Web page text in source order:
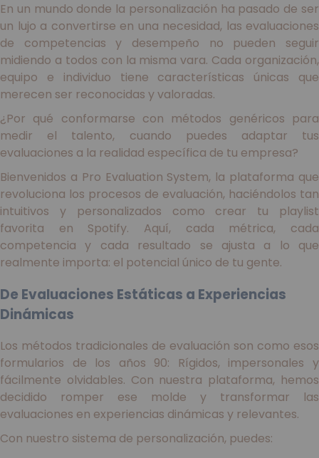
En un mundo donde la personalización ha pasado de ser
un lujo a convertirse en una necesidad, las evaluaciones
de competencias y desempeño no pueden seguir
midiendo a todos con la misma vara. Cada organización,
equipo e individuo tiene características únicas que
merecen ser reconocidas y valoradas.
¿Por qué conformarse con métodos genéricos para
medir el talento, cuando puedes adaptar tus
evaluaciones a la realidad específica de tu empresa?
Bienvenidos a Pro Evaluation System, la plataforma que
revoluciona los procesos de evaluación, haciéndolos tan
intuitivos y personalizados como crear tu playlist
favorita en Spotify. Aquí, cada métrica, cada
competencia y cada resultado se ajusta a lo que
realmente importa: el potencial único de tu gente.
De Evaluaciones Estáticas a Experiencias
Dinámicas
Los métodos tradicionales de evaluación son como esos
formularios de los años 90: Rígidos, impersonales y
fácilmente olvidables. Con nuestra plataforma, hemos
decidido romper ese molde y transformar las
evaluaciones en experiencias dinámicas y relevantes.
Con nuestro sistema de personalización, puedes: